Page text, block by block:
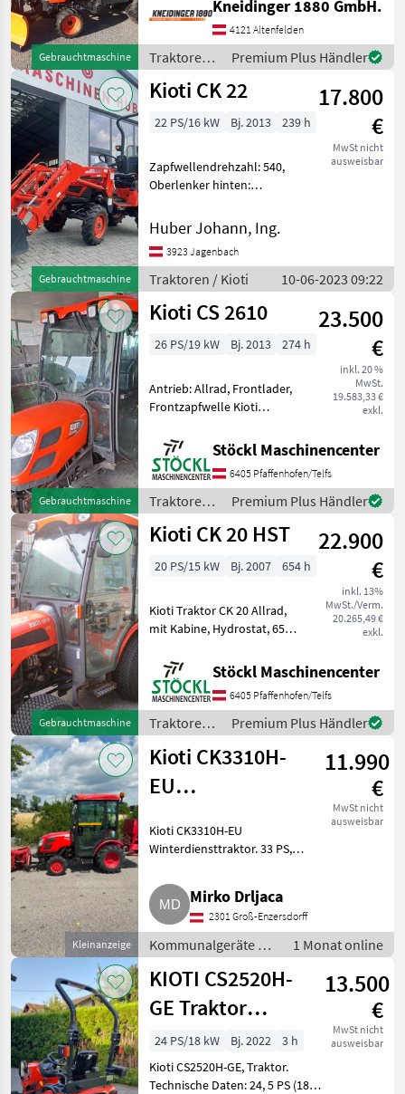
Gebrauchtmaschine
Höchstgeschwindigkeit in
km/h: 25 km/h, Abgasstufe:
Tier 5, Oberlenker hinten:
mechanisch,
Kreuzsteuerhebel: m
Kneidinger 1880 GmbH.
4121 Altenfelden
Traktoren /
Kioti
Premium Plus Händler
Gebrauchtmaschine
Kioti CK 22
17.800
€
MwSt nicht
ausweisbar
22 PS/16 kW Bj. 2013 239 h
Zapfwellendrehzahl: 540,
Oberlenker hinten:
Kreuzsteuerhebel:
mechanisch KIOTI CK22 in
Originalzustand samt
Zulassungspapiere,
Frontlader m
Huber Johann, Ing.
3923 Jagenbach
Traktoren / Kioti 10-06-2023 09:22
Gebrauchtmaschine
Kioti CS 2610
23.500
€
inkl. 20 %
MwSt.
19.583,33 €
exkl.
26 PS/19 kW Bj. 2013 274 h
Antrieb: Allrad, Frontlader,
Frontzapfwelle Kioti
Kabine, Heizung, Hydrostat
Getriebe, Frontzapfwelle
und Fronthydraulik, 274
Stunden. (A)
Stöckl Maschinencenter
6405 Pfaffenhofen/Telfs
Traktoren /
Kioti
Premium Plus Händler
Gebrauchtmaschine
Kioti CK 20 HST
22.900
€
inkl. 13%
MwSt./Verm.
20.265,49 €
exkl.
20 PS/15 kW Bj. 2007 654 h
Kioti Traktor CK 20 Allrad,
mit Kabine, Hydrostat, 650
Salzstreuer, normaler
Zustand. (B) Traktoren
Spezial- und Kleintraktoren
Stöckl Maschinencenter
6405 Pfaffenhofen/Telfs
Traktoren /
Kioti
Premium Plus Händler
Kleinanzeige
Kioti CK3310H-
EU
Winterdiensttraktor
11.990
€
MwSt nicht
ausweisbar
Kioti CK3310H-EU
Winterdiensttraktor. 33 PS,
Schneeschild und Streuer.
Erstzulassung: 2019.
Kommunalgeräte Winterdienst
Mirko Drljaca
2301 Groß-Enzersdorff
Kommunalgeräte /
Winterdienst
1 Monat online
KIOTI CS2520H-
GE Traktor
Agrarfahrzeug
13.500
€
MwSt nicht
ausweisbar
24 PS/18 kW Bj. 2022
3 h
Kioti CS2520H-GE, Traktor.
Technische Daten: 24, 5 PS (18, 3